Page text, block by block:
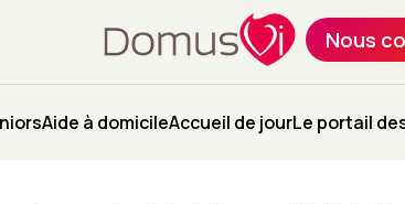
Nous
Aide à domicileAccueil de jourLe portail